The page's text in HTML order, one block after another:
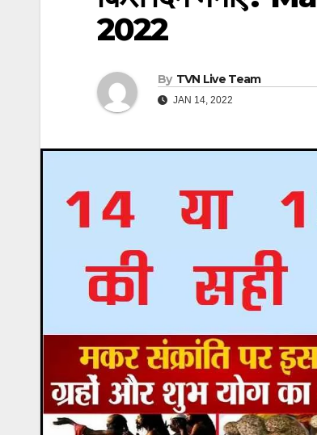
2022
By TVN Live Team
JAN 14, 2022